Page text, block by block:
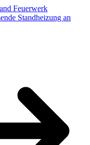
Feuerwerk
Standheizung an